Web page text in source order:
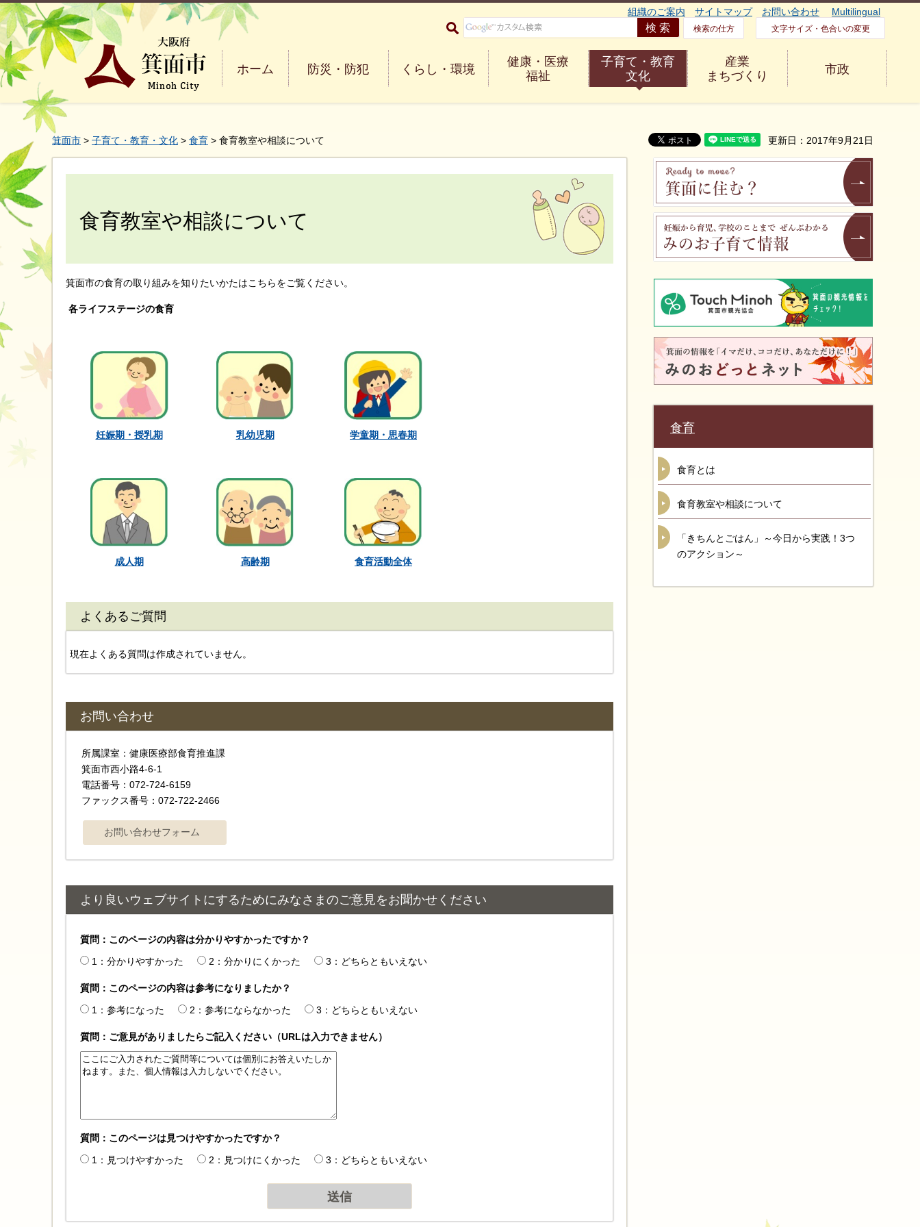
大阪府箕面市 Minoh City
組織のご案内 サイトマップ お問い合わせ Multilingual
検索の仕方 文字サイズ・色合いの変更
ホーム 防災・防犯 くらし・環境
健康・医療
福祉
子育て・教育
文化
産業
まちづくり
市政
箕面市 > 子育て・教育・文化 > 食育 > 食育教室や相談について 更新日：2017年9月21日
食育教室や相談について
箕面市の食育の取り組みを知りたいかたはこちらをご覧ください。
各ライフステージの食育
妊娠期・授乳期 乳幼児期 学童期・思春期
成人期 高齢期 食育活動全体
よくあるご質問
現在よくある質問は作成されていません。
お問い合わせ
所属課室：健康医療部食育推進課
箕面市西小路4-6-1
電話番号：072-724-6159
ファックス番号：072-722-2466
より良いウェブサイトにするためにみなさまのご意見をお聞かせください
質問：このページの内容は分かりやすかったですか？
1：分かりやすかった
2：分かりにくかった 3：どちらともいえない
質問：このページの内容は参考になりましたか？
1：参考になった
2：参考にならなかった 3：どちらともいえない
質問：ご意見がありましたらご記入ください（URLは入力できません）
質問：このページは見つけやすかったですか？
1：見つけやすかった
2：見つけにくかった 3：どちらともいえない
食育
食育とは
食育教室や相談について
「きちんとごはん」～今日から実践！3つ
のアクション～